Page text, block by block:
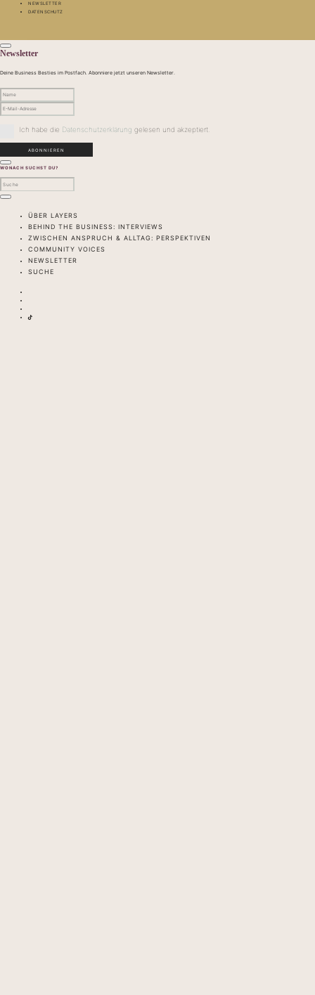
NEWSLETTER
DATENSCHUTZ
Newsletter
Deine Business Besties im Postfach. Abonniere jetzt unseren Newsletter.
Ich habe die Datenschutzerklärung gelesen und akzeptiert.
WONACH SUCHST DU?
ÜBER LAYERS
BEHIND THE BUSINESS: INTERVIEWS
ZWISCHEN ANSPRUCH & ALLTAG: PERSPEKTIVEN
COMMUNITY VOICES
NEWSLETTER
SUCHE